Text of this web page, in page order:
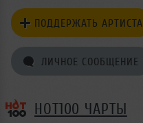
ПОДДЕРЖАТЬ АРТИСТА
ЛИЧНОЕ СООБЩЕНИЕ
HOT100 ЧАРТЫ